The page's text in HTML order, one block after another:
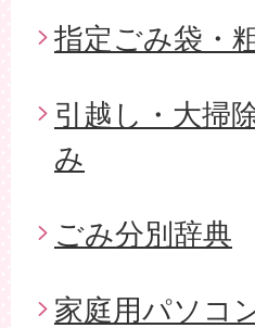
指定ごみ袋・
引越し・大掃
み
ごみ分別辞典
家庭用パソコ